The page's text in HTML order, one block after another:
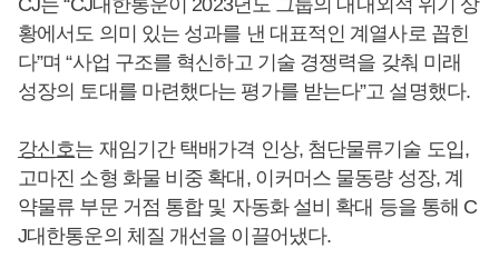
CJ는 “CJ대한통운이 2023년도 그룹의 대내외적 위기 상
황에서도 의미 있는 성과를 낸 대표적인 계열사로 꼽힌
다”며 “사업 구조를 혁신하고 기술 경쟁력을 갖춰 미래
성장의 토대를 마련했다는 평가를 받는다”고 설명했다.
강신호는 재임기간 택배가격 인상, 첨단물류기술 도입,
고마진 소형 화물 비중 확대, 이커머스 물동량 성장, 계
약물류 부문 거점 통합 및 자동화 설비 확대 등을 통해 C
J대한통운의 체질 개선을 이끌어냈다.